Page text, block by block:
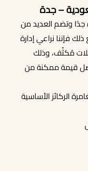
– جدة
جدًا وتضم العديد من
فإننا نراعي إدارة
مُكثّف، وذلك
قيمة ممكنة من
الركائز الأساسية